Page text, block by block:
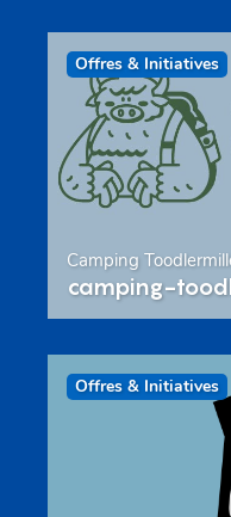
Offres & Initiatives
Camping
camping-
Offres & Initiatives